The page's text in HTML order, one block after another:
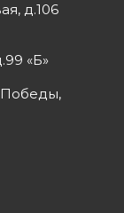
д.106
«Б»